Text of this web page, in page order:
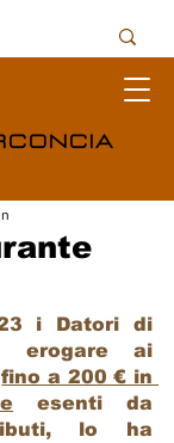
i Datori di
erogare ai
fino a 200 € in
esenti da
lo ha